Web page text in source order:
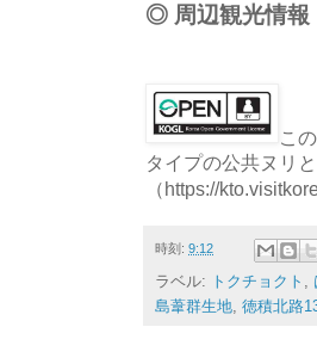
◎ 周辺観光情報
こ
タイプの公共ヌリ
（https://
時刻: 9:12
ラベル: トクチョクト
島葦群生地 徳積北路